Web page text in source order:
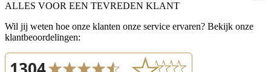
ALLES VOOR EEN TEVREDEN KLANT
Wil jij weten hoe onze klanten onze service ervaren? Bekijk onze
klantbeoordelingen: